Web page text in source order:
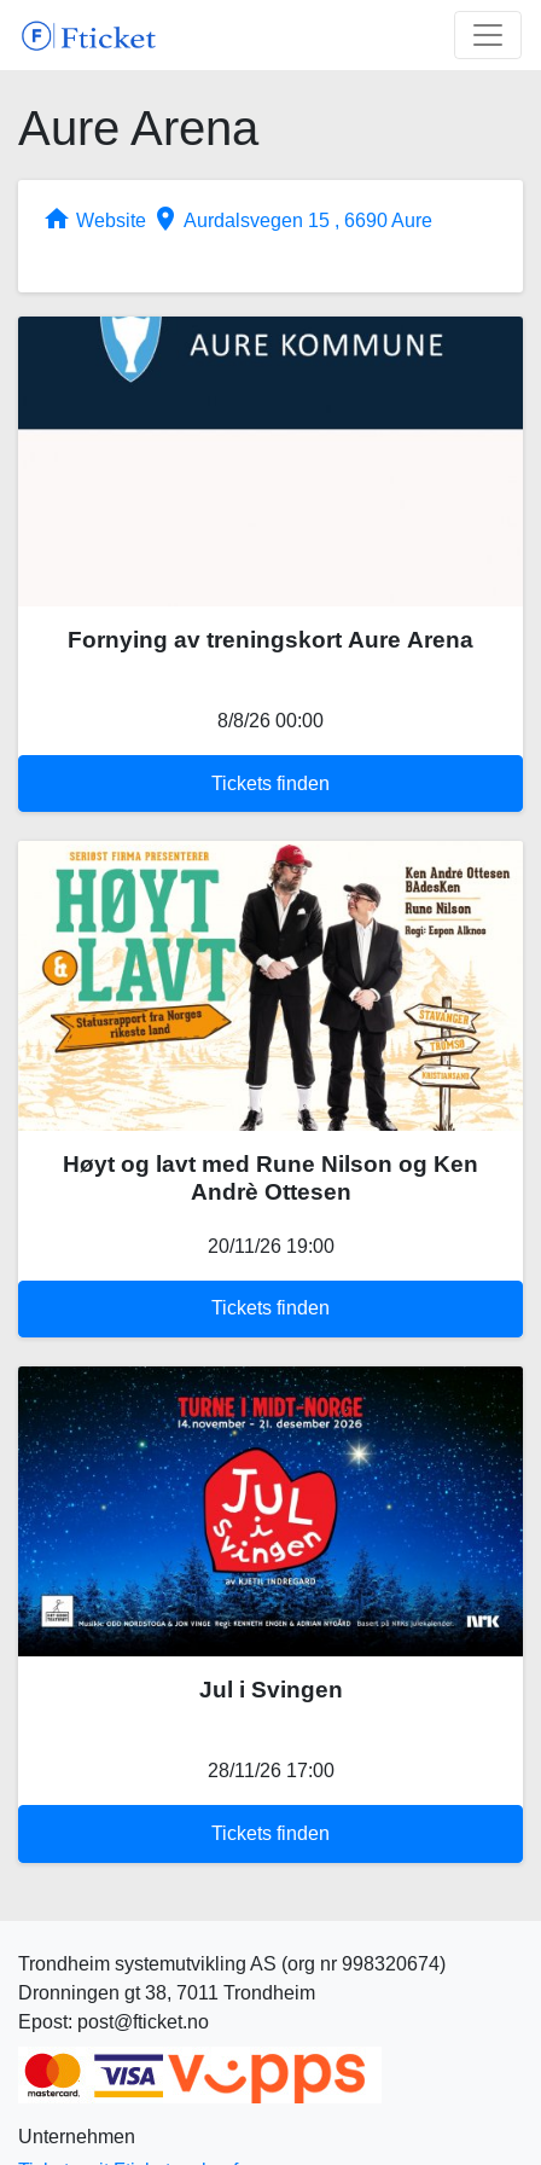
Aure Arena
home Website place Aurdalsvegen 15 , 6690 Aure
Fornying av treningskort Aure Arena
8/8/26 00:00
Tickets finden
Høyt og lavt med Rune Nilson og Ken
Andrè Ottesen
20/11/26 19:00
Tickets finden
Jul i Svingen
28/11/26 17:00
Tickets finden
Trondheim systemutvikling AS (org nr 998320674)
Dronningen gt 38, 7011 Trondheim
Epost: post@fticket.no
Unternehmen